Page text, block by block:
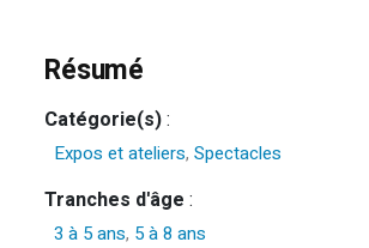
Résumé
Catégorie(s):
Expos et ateliers,Spectacles
Tranches d'âge :
3 à 5 ans, 5 à 8 ans